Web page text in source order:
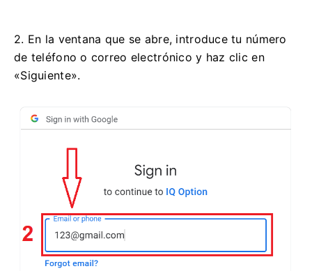
2. En la ventana que se abre, introduce tu número
de teléfono o correo electrónico y haz clic en
«Siguiente».